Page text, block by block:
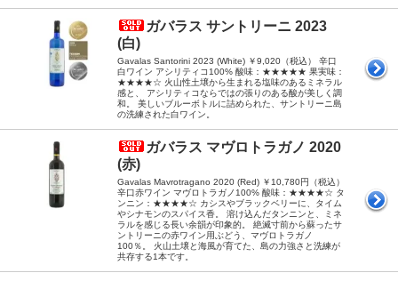
ガバラス サントリーニ 2023
(白)
Gavalas Santorini 2023 (White) ￥9,020（税込） 辛口
白ワイン アシリティコ100% 酸味：★★★★★ 果実味：
★★★★☆ 火山性土壌から生まれる塩味のあるミネラル
感と、 アシリティコならではの張りのある酸が美しく調
和。 美しいブルーボトルに詰められた、サントリーニ島
の洗練された白ワイン。
ガバラス マヴロトラガノ 2020
(赤)
Gavalas Mavrotragano 2020 (Red) ￥10,780円（税込）
辛口赤ワイン マヴロトラガノ100% 酸味：★★★★☆ タ
ンニン：★★★★☆ カシスやブラックベリーに、タイム
やシナモンのスパイス香。 溶け込んだタンニンと、ミネ
ラルを感じる長い余韻が印象的。 絶滅寸前から蘇ったサ
ントリーニの赤ワイン用ぶどう、マヴロトラガノ
100％。 火山土壌と海風が育てた、島の力強さと洗練が
共存する1本です。